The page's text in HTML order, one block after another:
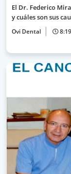
El Dr. Federico
y cuáles son sus
Ovi Dental 8:19